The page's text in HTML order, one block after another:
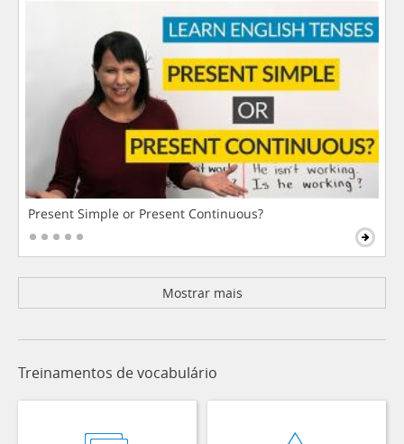
Present Simple or Present Continuous?
Mostrar mais
Treinamentos de vocabulário